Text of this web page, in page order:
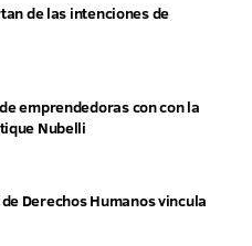
de las intenciones de
emprendedoras con con la
Nubelli
Derechos Humanos vincula